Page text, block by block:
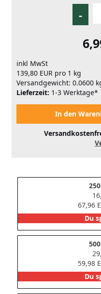
-
inkl MwSt
139,80 EUR pro 1 kg
Versandgewicht: 0.0600
Lieferzeit: 1-3 Werktage*
67,96
Du
59,98
Du